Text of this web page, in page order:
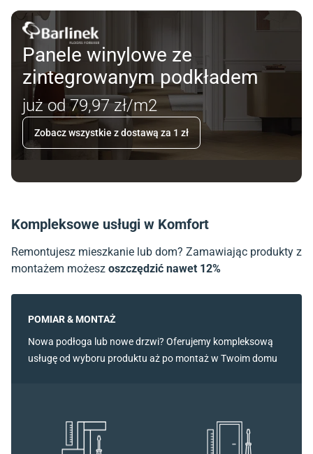
Panele winylowe ze
zintegrowanym podkładem
już od 79,97 zł/m2
Zobacz wszystkie z dostawą za 1 zł
Kompleksowe usługi w Komfort
Remontujesz mieszkanie lub dom? Zamawiając produkty z
montażem możesz oszczędzić nawet 12%
POMIAR & MONTAŻ
Nowa podłoga lub nowe drzwi? Oferujemy kompleksową
usługę od wyboru produktu aż po montaż w Twoim domu